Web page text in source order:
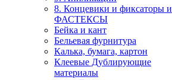
8. Концевики и фиксаторы и
ФАСТЕКСЫ
Бейка и кант
Бельевая фурнитура
Калька, бумага, картон
Клеевые Дублирующие
материалы